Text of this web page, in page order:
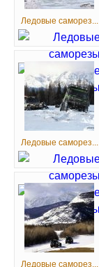
Ледовые саморез...
Ледовые саморез...
Ледовые саморез...